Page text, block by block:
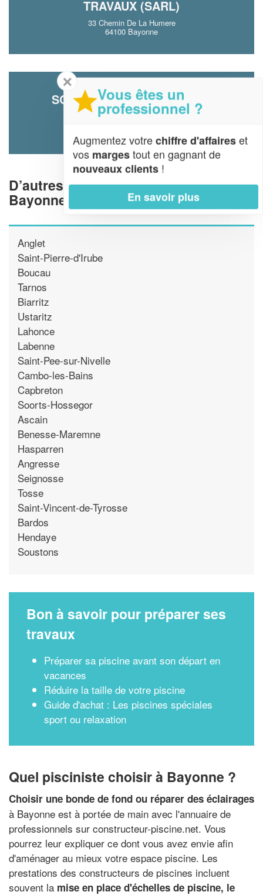
TRAVAUX (SARL)
33 Chemin De La Humere
64100 Bayonne
SOCIÉTÉ OFFICIAL JEREMY
10 Avenue Docteur Maurice Delay
D’autres piscinistes proche de
Bayonne
Anglet
Saint-Pierre-d'Irube
Boucau
Tarnos
Biarritz
Ustaritz
Lahonce
Labenne
Saint-Pee-sur-Nivelle
Cambo-les-Bains
Capbreton
Soorts-Hossegor
Ascain
Benesse-Maremne
Hasparren
Angresse
Seignosse
Tosse
Saint-Vincent-de-Tyrosse
Bardos
Hendaye
Soustons
Bon à savoir pour préparer ses
travaux
Préparer sa piscine avant son départ en
vacances
Réduire la taille de votre piscine
Guide d'achat : Les piscines spéciales
sport ou relaxation
Quel pisciniste choisir à Bayonne ?
Choisir une bonde de fond ou réparer des éclairages
à Bayonne est à portée de main avec l'annuaire de
professionnels sur constructeur-piscine.net. Vous
pourrez leur expliquer ce dont vous avez envie afin
d'aménager au mieux votre espace piscine. Les
prestations des constructeurs de piscines incluent
souvent la mise en place d'échelles de piscine, le
✕
Vous êtes un
professionnel ?
Augmentez votrechiffre d'affaireset
vos margestout en gagnant de
nouveaux clients !
En savoir plus